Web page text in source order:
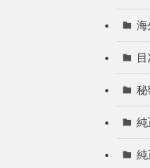
海
秘
純
純